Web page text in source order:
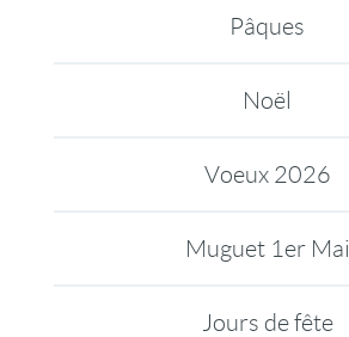
Pâques
Noël
Voeux 2026
Muguet 1er Mai
Jours de fête